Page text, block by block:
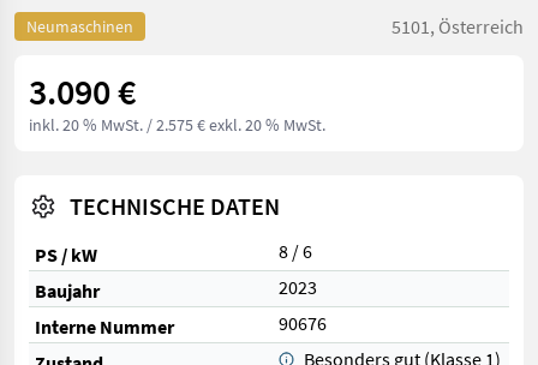
Neumaschinen 5101, Österreich
3.090 €
inkl. 20 % MwSt. / 2.575 € exkl. 20 % MwSt.
TECHNISCHE DATEN
PS / kW
8 / 6
Baujahr
2023
Interne Nummer
90676
Besonders gut (Klasse 1)